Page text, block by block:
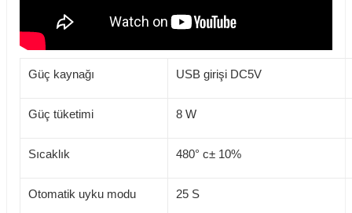
Güç kaynağı USB girişi DC5V
Güç tüketimi 8 W
Sıcaklık 480° c± 10%
Otomatik uyku modu 25 S